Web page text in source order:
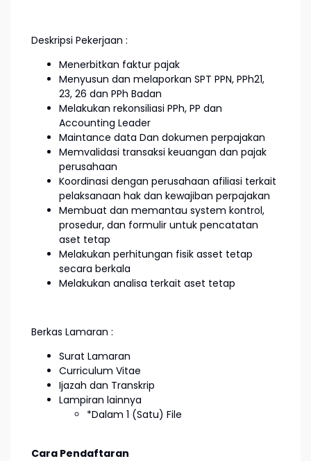
Deskripsi Pekerjaan :
Menerbitkan faktur pajak
Menyusun dan melaporkan SPT PPN, PPh21,
23, 26 dan PPh Badan
Melakukan rekonsiliasi PPh, PP dan
Accounting Leader
Maintance data Dan dokumen perpajakan
Memvalidasi transaksi keuangan dan pajak
perusahaan
Koordinasi dengan perusahaan afiliasi terkait
pelaksanaan hak dan kewajiban perpajakan
Membuat dan memantau system kontrol,
prosedur, dan formulir untuk pencatatan
aset tetap
Melakukan perhitungan fisik asset tetap
secara berkala
Melakukan analisa terkait aset tetap
Berkas Lamaran :
Surat Lamaran
Curriculum Vitae
Ijazah dan Transkrip
Lampiran lainnya
*Dalam 1 (Satu) File
Cara Pendaftaran